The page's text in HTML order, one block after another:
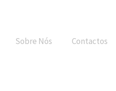
Sobre Nós Contactos